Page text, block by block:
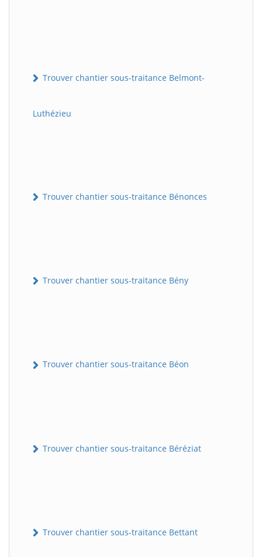
Trouver chantier sous-traitance Belmont-
Luthézieu
Trouver chantier sous-traitance Bénonces
Trouver chantier sous-traitance Bény
Trouver chantier sous-traitance Béon
Trouver chantier sous-traitance Béréziat
Trouver chantier sous-traitance Bettant